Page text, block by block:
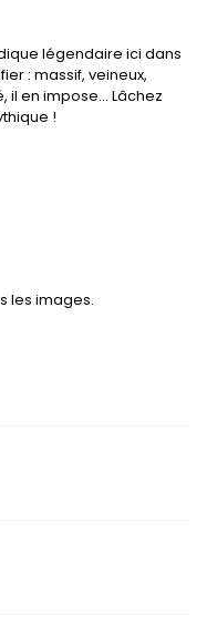
légendaire ici dans
: massif, veineux,
il en impose… Lâchez
!
les images.